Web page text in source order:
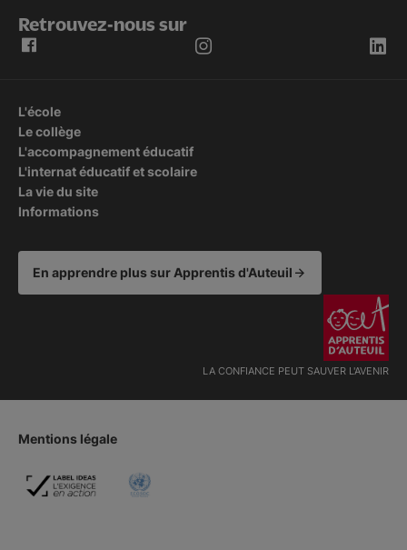
Retrouvez-nous sur
L'école
Le collège
L'accompagnement éducatif
L'internat éducatif et scolaire
La vie du site
Informations
En apprendre plus sur Apprentis d'Auteuil
LA CONFIANCE PEUT SAUVER L'AVENIR
Mentions légale